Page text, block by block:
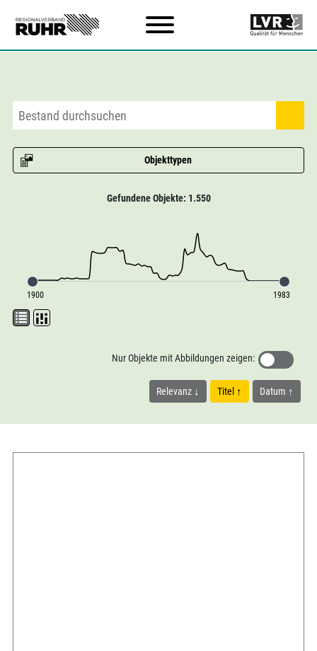
Objekttypen
Gefundene Objekte: 1.550
1900 1983
Relevanz Titel Datum
Nur Objekte mit Abbildungen zeigen: